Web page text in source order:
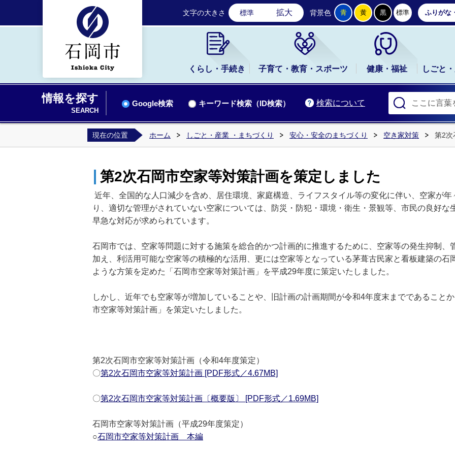
石岡市公式ホームページ
文字の大きさ 標準 拡大 背景色 青 黄 黒 標準 ふりがな
くらし・手続き 子育て・教育・スポーツ 健康・福祉 しごと
情報を探す
SEARCH
検索について
Google検索 キーワード検索（ID検索）
現在の位置 ホーム しごと・産業 ・まちづくり 安心・安全のまちづくり 空き家対策 第2次
第2次石岡市空家等対策計画を策定しました
近年、全国的な人口減少を含め、居住環境、家庭構造、ライフスタイル等の変化に伴い、空家が
り、適切な管理がされていない空家については、防災・防犯・環境・衛生・景観等、市民の良好
早急な対応が求められています。
石岡市では、空家等問題に対する施策を総合的かつ計画的に推進するために、空家等の発生抑制、
加え、利活用可能な空家等の積極的な活用、更には空家等となっている茅葺古民家と看板建築の石
ような方策を定めた「石岡市空家等対策計画」を平成29年度に策定いたしました。
しかし、近年でも空家等が増加していることや、旧計画の計画期間が令和4年度末までであること
市空家等対策計画」を策定いたしました。
第2次石岡市空家等対策計画（令和4年度策定）
〇第2次石岡市空家等対策計画 [PDF形式／4.67MB]
〇第2次石岡市空家等対策計画〔概要版〕 [PDF形式／1.69MB]
石岡市空家等対策計画（平成29年度策定）
○石岡市空家等対策計画 本編